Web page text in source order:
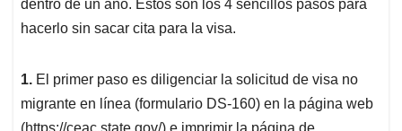
dentro de un año. Estos son los 4 sencillos pasos para
hacerlo sin sacar cita para la visa.
1. El primer paso es diligenciar la solicitud de visa no
migrante en línea (formulario DS-160) en la página web